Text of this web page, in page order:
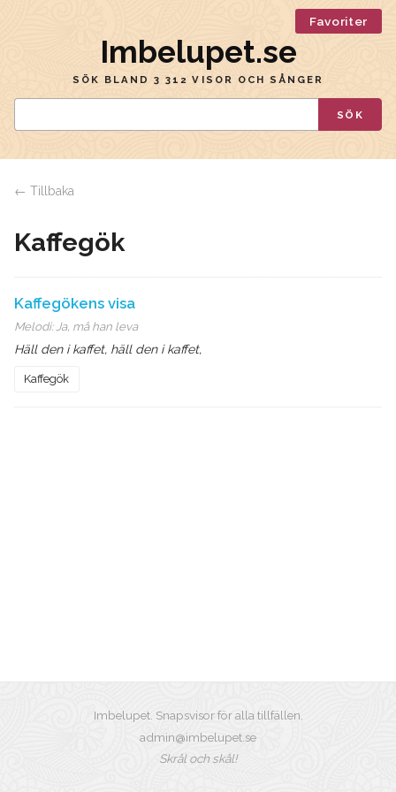
Favoriter
Imbelupet.se
SÖK BLAND 3 312 VISOR OCH SÅNGER
SÖK
← Tillbaka
Kaffegök
Kaffegökens visa
Melodi:Ja, må han leva
Häll den i kaffet, häll den i kaffet,
Kaffegök
Imbelupet. Snapsvisor för alla tillfällen.
admin@imbelupet.se
Skrål och skål!